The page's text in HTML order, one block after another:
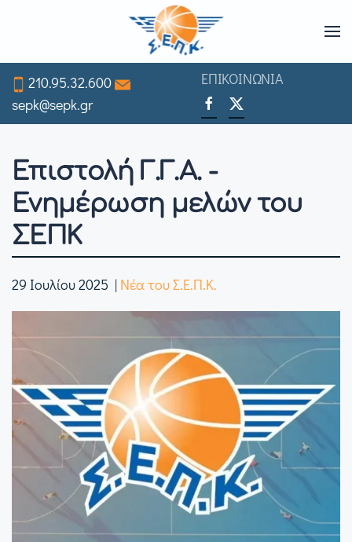
to
main
content
210.95.32.600
sepk@sepk.gr
ΕΠΙΚΟΙΝΩΝΙΑ
Επιστολή Γ.Γ.Α. -
Ενημέρωση μελών του
ΣΕΠΚ
29 Ιουλίου 2025 | Νέα του Σ.Ε.Π.Κ.